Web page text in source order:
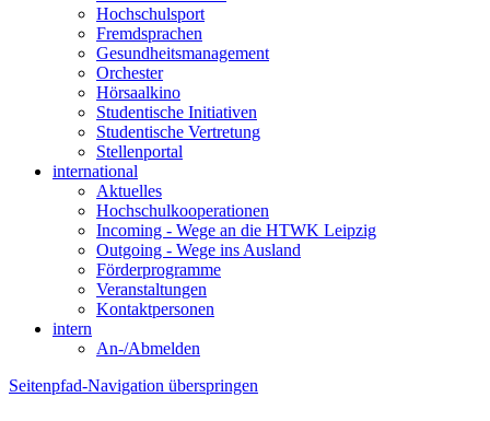
Hochschulsport
Fremdsprachen
Gesundheitsmanagement
Orchester
Hörsaalkino
Studentische Initiativen
Studentische Vertretung
Stellenportal
international
Aktuelles
Hochschulkooperationen
Incoming - Wege an die HTWK Leipzig
Outgoing - Wege ins Ausland
Förderprogramme
Veranstaltungen
Kontaktpersonen
intern
An-/Abmelden
Seitenpfad-Navigation überspringen